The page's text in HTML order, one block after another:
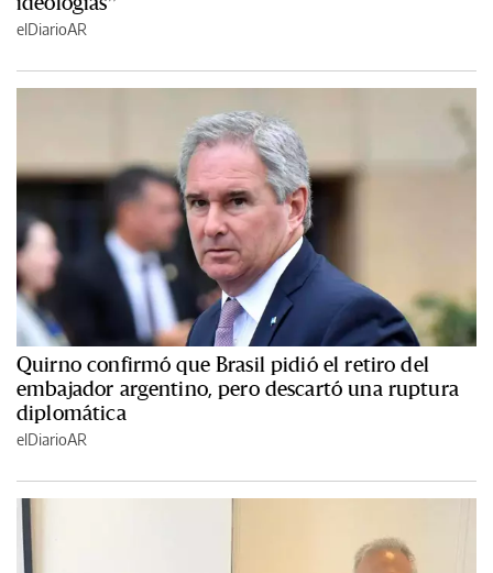
elDiarioAR
Quirno confirmó que Brasil pidió el retiro del
embajador argentino, pero descartó una ruptura
diplomática
elDiarioAR